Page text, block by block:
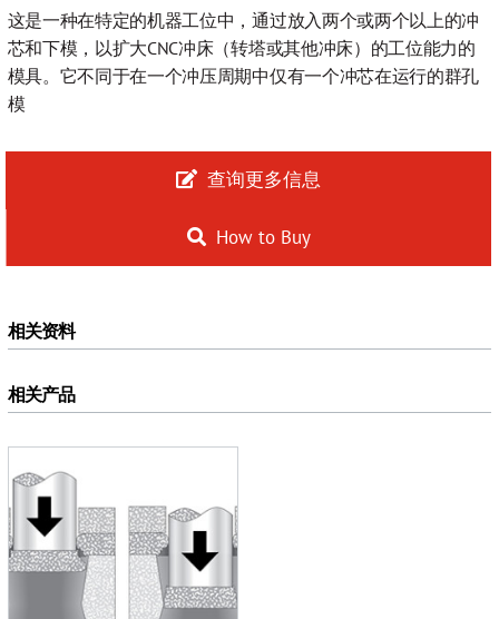
这是一种在特定的机器工位中，通过放入两个或两个以上的冲
芯和下模，以扩大CNC冲床（转塔或其他冲床）的工位能力的
模具。它不同于在一个冲压周期中仅有一个冲芯在运行的群孔
模
查询更多信息
How to Buy
相关资料
相关产品